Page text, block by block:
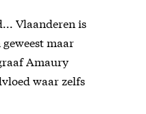
Vlaanderen is
maar
Amaury
waar zelfs